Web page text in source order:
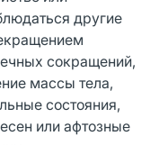
другие
сокращений,
массы тела,
состояния,
или афтозные